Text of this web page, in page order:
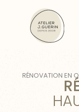
contenu
RÉNOVATION EN